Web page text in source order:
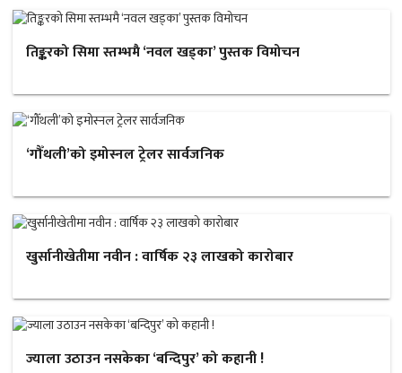
तिङ्करको सिमा स्तम्भमै ‘नवल खड्का’ पुस्तक विमोचन
‘गौँथली’को इमोस्नल ट्रेलर सार्वजनिक
खुर्सानीखेतीमा नवीन : वार्षिक २३ लाखको कारोबार
ज्याला उठाउन नसकेका ‘बन्दिपुर’ को कहानी !